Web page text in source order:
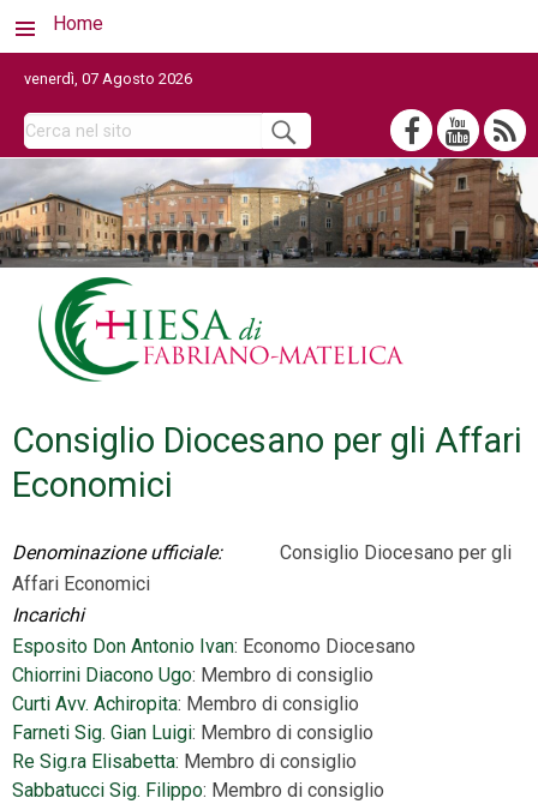
Home
venerdì, 07 Agosto 2026
Consiglio Diocesano per gli Affari
Economici
Denominazione ufficiale:
Consiglio Diocesano per gli
Affari Economici
Incarichi
Esposito Don Antonio Ivan: Economo Diocesano
Chiorrini Diacono Ugo: Membro di consiglio
Curti Avv. Achiropita: Membro di consiglio
Farneti Sig. Gian Luigi: Membro di consiglio
Re Sig.ra Elisabetta: Membro di consiglio
Sabbatucci Sig. Filippo: Membro di consiglio